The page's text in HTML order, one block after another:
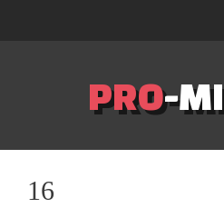
PRO-
16